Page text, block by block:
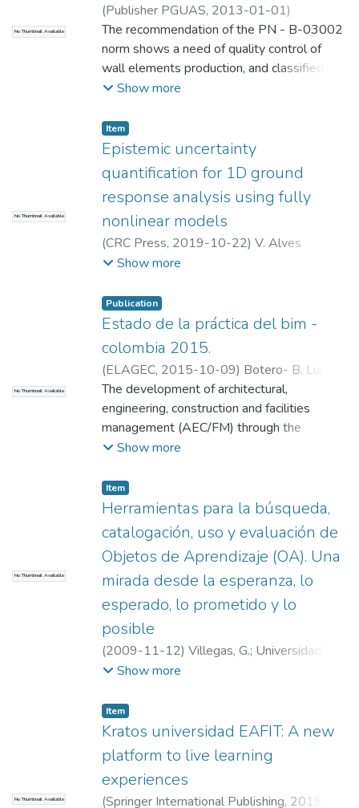
No Thumbnail Available
(Publisher PGUAS, 2013-01-01)
Zoltowski, M.;Kalaczynski, T ;Castaneda
Heredia Leonel F.;Martinod R, R.M.;
Universidad EAFIT. Departamento de
Ingeniería Mecánica
The recommendation of the PN - B-03002
norm shows a need of quality control of
wall elements production, and classified
them as elements of category I or II
Show more
No Thumbnail Available
Item
Epistemic uncertainty
quantification for 1D ground
response analysis using fully
nonlinear models
(CRC Press, 2019-10-22) V. Alves
Fernandes;Montoya, S.
Universidad EAFIT. Departamento de
Ingeniería Mecánica;Estudios en
Mantenimiento (GEMI)
Show more
No Thumbnail Available
Publication
Estado de la práctica del bim -
colombia 2015.
(ELAGEC, 2015-10-09) Botero- B, Luis-F
Vasquez, Alejandro;ISAZA, JORGE
ALONSO;Universidad EAFIT.
Departamento de Ingeniería Civil ;Gestión
de la Construcción
The development of architectural,
engineering, construction and facilities
management (AEC/FM) through the
practice of software building information
practitioners...
Show more
No Thumbnail Available
Item
Herramientas para la búsqueda,
catalogación, uso y evaluación de
Objetos de Aprendizaje (OA). Una
mirada desde la esperanza, lo
esperado, lo prometido y lo
posible
(2009-11-12) Villegas, G.; Universidad
EAFIT. Departamento de Ingeniería
(GEMI)
Show more
No Thumbnail Available
Item
Kratos universidad EAFIT: A new
platform to live learning
experiences
(Springer International Publishing, 2019-